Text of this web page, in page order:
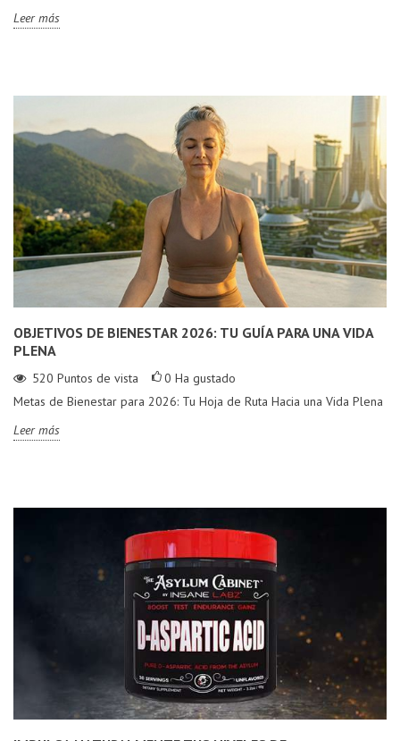
Leer más
OBJETIVOS DE BIENESTAR 2026: TU GUÍA PARA UNA VIDA
PLENA
520 Puntos de vista 0 Ha gustado
Metas de Bienestar para 2026: Tu Hoja de Ruta Hacia una Vida Plena
Leer más